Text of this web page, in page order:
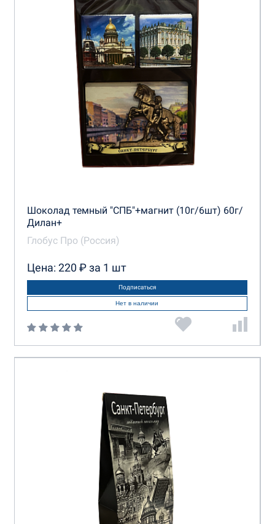
Шоколад темный "СПБ"+магнит (10г/6шт) 60г/
Дилан+
Глобус Про (Россия)
Цена: 220 ₽ за 1 шт
Подписаться
Нет в наличии